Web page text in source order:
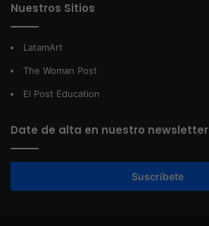
Nuestros Sitios
LatamArt
The Woman Post
El Post Education
Date de alta en nuestro newsletter
Suscríbete